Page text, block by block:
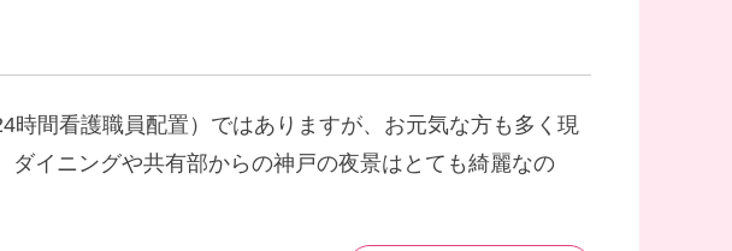
間看護職員配置）ではありますが、お元気な方も多く現
イニングや共有部からの神戸の夜景はとても綺麗なの